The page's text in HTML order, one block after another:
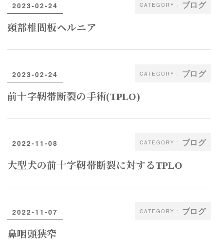
ブログ
2023-02-24
頸部椎間板ヘルニア
ブログ
2023-02-24
前十字靭帯断裂の手術(TPLO)
ブログ
2022-11-08
大型犬の前十字靭帯断裂に対するTPLO
ブログ
2022-11-07
鼻咽頭狭窄